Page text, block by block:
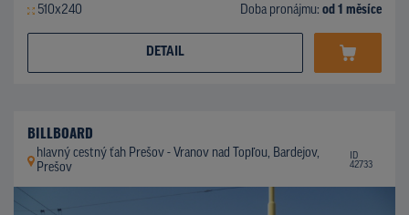
510x240 Doba pronájmu: od 1 měsíce
DETAIL
BILLBOARD
hlavný cestný ťah Prešov - Vranov nad Topľou, Bardejov,
Prešov
ID
42733